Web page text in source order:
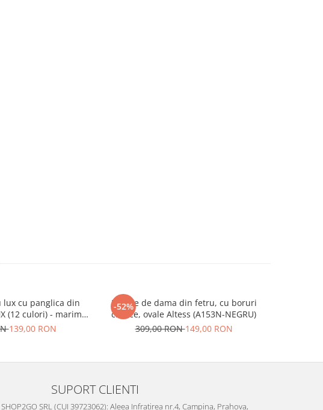
cu panglica din
(12 culori) - marime
reglabila
139,00 RON
-52%
Palarie de dama din fetru, cu boruri
clasice, ovale Altess (A153N-NEGRU)
309,00 RON149,00 RON
SUPORT CLIENTI
SRL (CUI 39723062): Aleea Infratirea nr.4, Campina, Prahova,